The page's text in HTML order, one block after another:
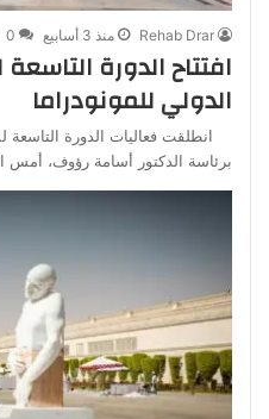
Rehab Drar منذ 3 أسابيع 0
افتتاح الدورة
الدولي للمونودراما
انطلقت فعاليات الدورة التاسعة
برئاسة الدكتور أسامة رؤوف، أمس